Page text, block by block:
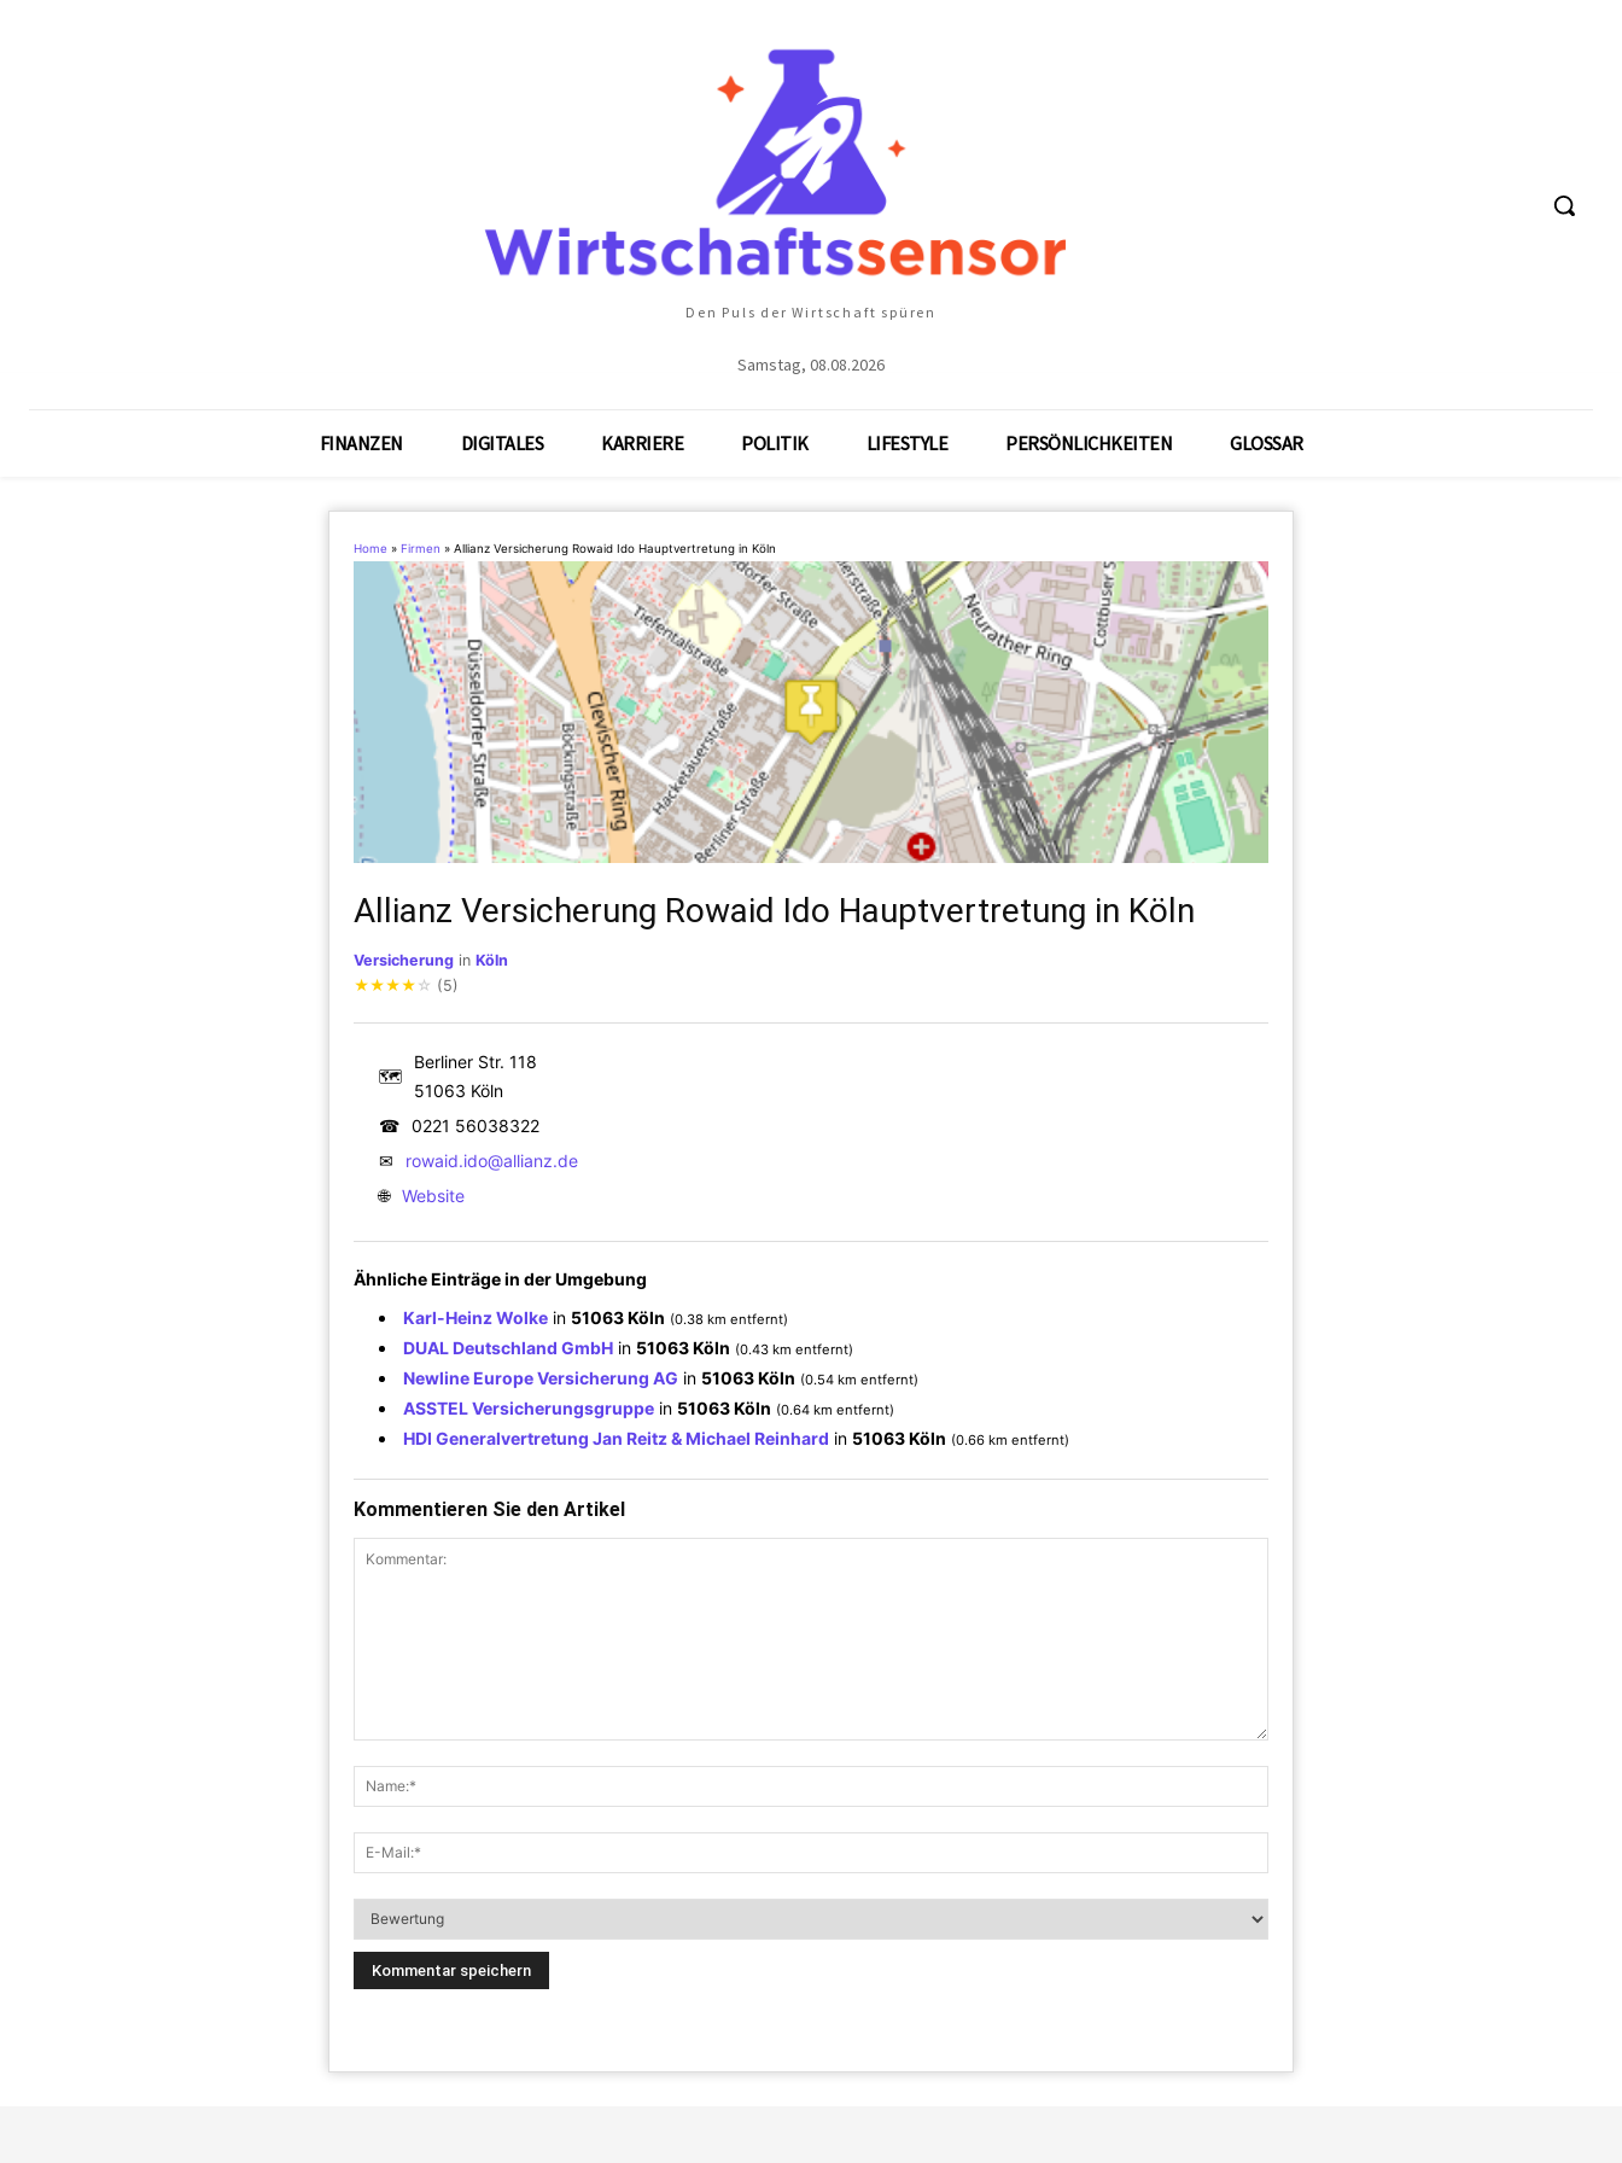
Den Puls der Wirtschaft spüren
Samstag, 08.08.2026
FINANZEN DIGITALES KARRIERE POLITIK LIFESTYLE PERSÖNLICHKEITEN GLOSSAR
Home » Firmen » Allianz Versicherung Rowaid Ido Hauptvertretung in Köln
Allianz Versicherung Rowaid Ido Hauptvertretung in Köln
Versicherung in Köln
★★★★ ☆ (5)
🗺
Berliner Str. 118
51063 Köln
☎ 0221 56038322
✉
rowaid.ido@allianz.de
🌐 Website
Ähnliche Einträge in der Umgebung
Karl-Heinz Wolke in 51063 Köln (0.38 km entfernt)
DUAL Deutschland GmbH in 51063 Köln (0.43 km entfernt)
Newline Europe Versicherung AG in 51063 Köln (0.54 km entfernt)
ASSTEL Versicherungsgruppe in 51063 Köln (0.64 km entfernt)
HDI Generalvertretung Jan Reitz & Michael Reinhard in 51063 Köln (0.66 km entfernt)
Kommentieren Sie den Artikel